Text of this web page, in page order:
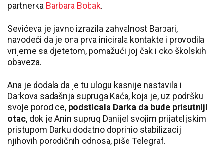
partnerka Barbara Bobak.
Sevićeva je javno izrazila zahvalnost Barbari,
navodeći da je ona prva inicirala kontakte i provodila
vrijeme sa djetetom, pomažući joj čak i oko školskih
obaveza.
Ana je dodala da je tu ulogu kasnije nastavila i
Darkova sadašnja supruga Kaća, koja je, uz podršku
svoje porodice, podsticala Darka da bude prisutniji
otac, dok je Anin suprug Danijel svojim prijateljskim
pristupom Darku dodatno doprinio stabilizaciji
njihovih porodičnih odnosa, piše Telegraf.